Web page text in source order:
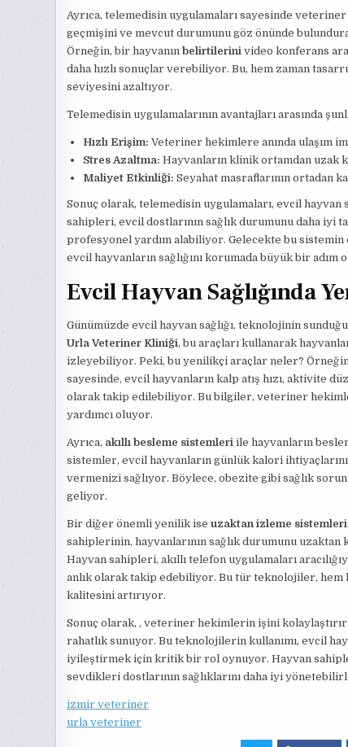
Ayrıca, telemedisin uygulamaları sayesinde
geçmişini ve mevcut durumunu göz önünde
Örneğin, bir hayvanın belirtilerini video konferans
daha hızlı sonuçlar verebiliyor. Bu, hem zaman
seviyesini azaltıyor.
Telemedisin uygulamalarının avantajları arasında
Hızlı Erişim: Veteriner hekimlere anında ulaşım
Stres Azaltma: Hayvanların klinik ortamdan uzak
Maliyet Etkinliği: Seyahat masraflarının ortadan
Sonuç olarak, telemedisin uygulamaları, evcil hayvan
sahipleri, evcil dostlarının sağlık durumunu daha
profesyonel yardım alabiliyor. Gelecekte bu sistemin
evcil hayvanların sağlığını korumada büyük bir adım
Evcil Hayvan Sağlığında
Günümüzde evcil hayvan sağlığı, teknolojinin
Urla Veteriner Kliniği, bu araçları kullanarak
izleyebiliyor. Peki, bu yenilikçi araçlar neler?
sayesinde, evcil hayvanların kalp atış hızı, aktivite
olarak takip edilebiliyor. Bu bilgiler, veteriner
yardımcı oluyor.
Ayrıca, akıllı besleme sistemleriile hayvanların
sistemler, evcil hayvanların günlük kalori
vermenizi sağlıyor. Böylece, obezite gibi sağlık
geliyor.
Bir diğer önemli yenilik ise uzaktan izleme sistemleri
sahiplerinin, hayvanlarının sağlık durumunu
Hayvan sahipleri, akıllı telefon uygulamaları
anlık olarak takip edebiliyor. Bu tür teknolojiler, hem
kalitesini artırıyor.
Sonuç olarak, , veteriner hekimlerin işini
rahatlık sunuyor. Bu teknolojilerin kullanımı, evcil
iyileştirmek için kritik bir rol oynuyor. Hayvan
sevdikleri dostlarının sağlıklarını daha iyi
izmir veteriner
urla veteriner